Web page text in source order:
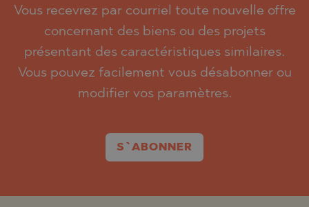
Vous recevrez par courriel toute nouvelle offre
concernant des biens ou des projets
présentant des caractéristiques similaires.
Vous pouvez facilement vous désabonner ou
modifier vos paramètres.
S`ABONNER